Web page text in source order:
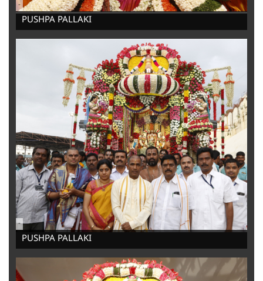
-
PUSHPA PALLAKI
-
PUSHPA PALLAKI